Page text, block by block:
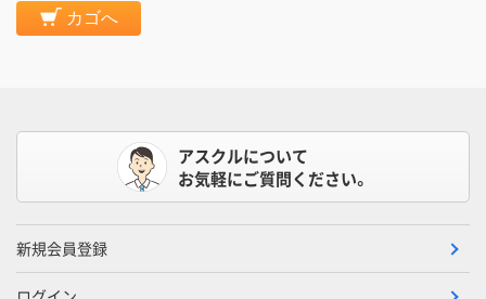
カゴへ
アスクルについて
お気軽にご質問ください。
新規会員登録